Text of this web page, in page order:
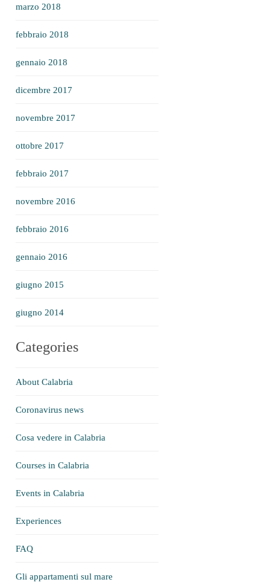
marzo 2018
febbraio 2018
gennaio 2018
dicembre 2017
novembre 2017
ottobre 2017
febbraio 2017
novembre 2016
febbraio 2016
gennaio 2016
giugno 2015
giugno 2014
Categories
About Calabria
Coronavirus news
Cosa vedere in Calabria
Courses in Calabria
Events in Calabria
Experiences
FAQ
Gli appartamenti sul mare